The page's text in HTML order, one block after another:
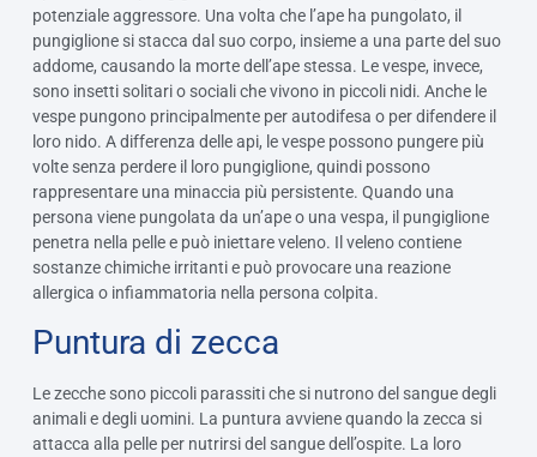
potenziale aggressore. Una volta che l’ape ha pungolato, il
pungiglione si stacca dal suo corpo, insieme a una parte del suo
addome, causando la morte dell’ape stessa. Le vespe, invece,
sono insetti solitari o sociali che vivono in piccoli nidi. Anche le
vespe pungono principalmente per autodifesa o per difendere il
loro nido. A differenza delle api, le vespe possono pungere più
volte senza perdere il loro pungiglione, quindi possono
rappresentare una minaccia più persistente. Quando una
persona viene pungolata da un’ape o una vespa, il pungiglione
penetra nella pelle e può iniettare veleno. Il veleno contiene
sostanze chimiche irritanti e può provocare una reazione
allergica o infiammatoria nella persona colpita.
Puntura di zecca
Le zecche sono piccoli parassiti che si nutrono del sangue degli
animali e degli uomini. La puntura avviene quando la zecca si
attacca alla pelle per nutrirsi del sangue dell’ospite. La loro